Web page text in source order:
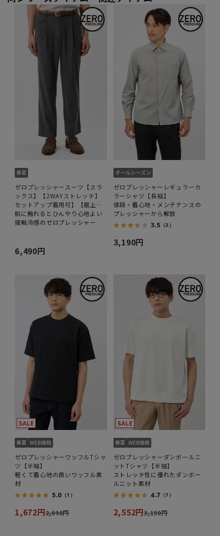
ゼロプレッシャースーツ【スラ
ックス】【2WAYストレッチ】
セットアップ着用可】【裾上げ
済み】
肌に触れるとひんやり心地よい
接触冷感のゼロプレッシャー
6,490円
ゼロプレッシャーレギュラーカ
ラーシャツ【長袖】
値段・着心地・メンテナンスの
プレッシャーから解放
3.5 （2）
3,190円
ゼロプレッシャーワッフルTシャ
ツ【半袖】
軽くて着心地の良いワッフル素
材
5.0 （1）
1,672円2,090円
ゼロプレッシャーダンボールニ
ットTシャツ【半袖】
ストレッチ性に優れたダンボー
ルニット素材
4.7 （7）
2,552円3,190円